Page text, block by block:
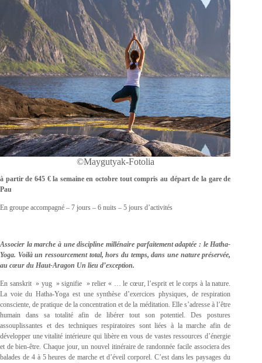
©Maygutyak-Fotolia
à partir de 645 € la semaine en octobre tout compris au départ de la gare de
Pau
En groupe accompagné – 7 jours – 6 nuits – 5 jours d’activités
Associer la marche à une discipline millénaire parfaitement adaptée : le Hatha-
Yoga. Voilà un ressourcement total, hors du temps, dans une nature préservée,
au cœur du Haut-Aragon Un lieu d’exception.
En sanskrit » yug » signifie » relier « … le cœur, l’esprit et le corps à la nature.
La voie du Hatha-Yoga est une synthèse d’exercices physiques, de respiration
consciente, de pratique de la concentration et de la méditation. Elle s’adresse à l’être
humain dans sa totalité afin de libérer tout son potentiel. Des postures
assouplissantes et des techniques respiratoires sont liées à la marche afin de
développer une vitalité intérieure qui libère en vous de vastes ressources d’énergie
et de bien-être. Chaque jour, un nouvel itinéraire de randonnée facile associera des
balades de 4 à 5 heures de marche et d’éveil corporel. C’est dans les paysages du